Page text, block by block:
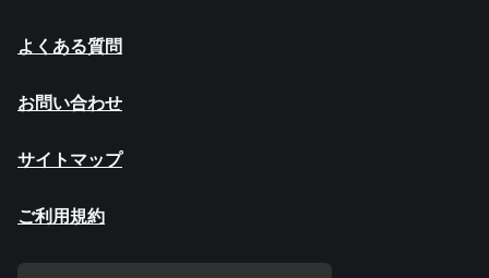
よくある質問
お問い合わせ
サイトマップ
ご利用規約